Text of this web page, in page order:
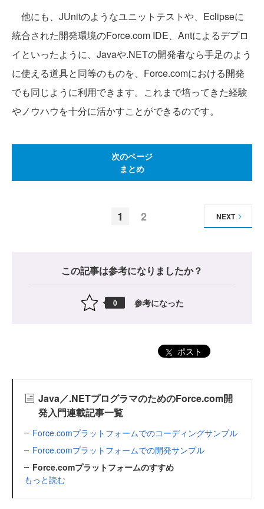
他にも、JUnitのようなユニットテストや、Eclipseに
統合された開発環境のForce.com IDE、Antによるデプロ
イといったように、Javaや.NETの開発者なら手足のよう
に使える道具と同等のものを、Force.comにおける開発
でも同じように利用できます。これまで培ってきた経験
やノウハウを十分に活かすことができるのです。
次のページ
まとめ
1 2 NEXT
この記事は参考になりましたか？
0 参考になった
ポスト
Java／.NETプログラマのためのForce.com開
発入門連載記事一覧
Force.comプラットフォームでのコーディングサンプル
Force.comプラットフォームでの開発サンプル
Force.comプラットフォームのすすめ
もっと読む